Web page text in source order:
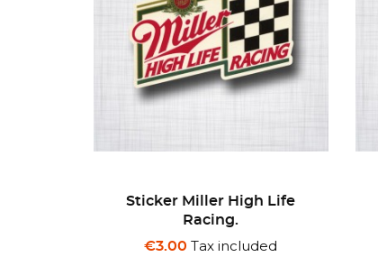
Sticker Trèfle Alfa Romeo
Sport.
€3.00 Tax included